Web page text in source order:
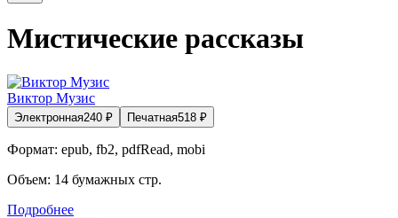
Мистические рассказы
Виктор Музис
Электронная240 ₽ Печатная518 ₽
Формат: epub, fb2, pdfRead, mobi
Объем: 14 бумажных стр.
Подробнее